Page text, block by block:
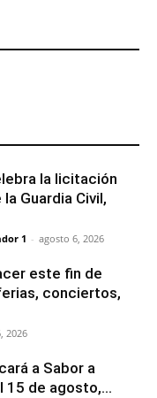
la licitación
Guardia Civil,
1 - agosto 6, 2026
este fin de
conciertos,
2026
a Sabor a
15 de agosto,...